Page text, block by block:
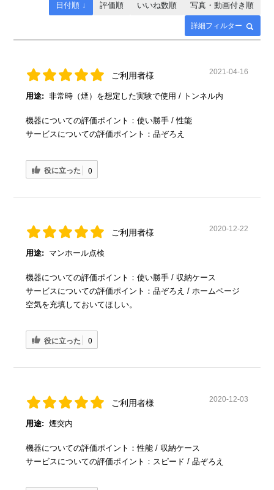
詳細フィルター
日付順 ↓ 評価順 いいね数順 写真・動画付き順
ご利用者様 2021-04-16
用途: 非常時（煙）を想定した実験で使用 / トンネル内
機器についての評価ポイント：使い勝手 / 性能
サービスについての評価ポイント：品ぞろえ
役に立った 0
ご利用者様 2020-12-22
用途: マンホール点検
機器についての評価ポイント：使い勝手 / 収納ケース
サービスについての評価ポイント：品ぞろえ / ホームページ
空気を充填しておいてほしい。
役に立った 0
ご利用者様 2020-12-03
用途: 煙突内
機器についての評価ポイント：性能 / 収納ケース
サービスについての評価ポイント：スピード / 品ぞろえ